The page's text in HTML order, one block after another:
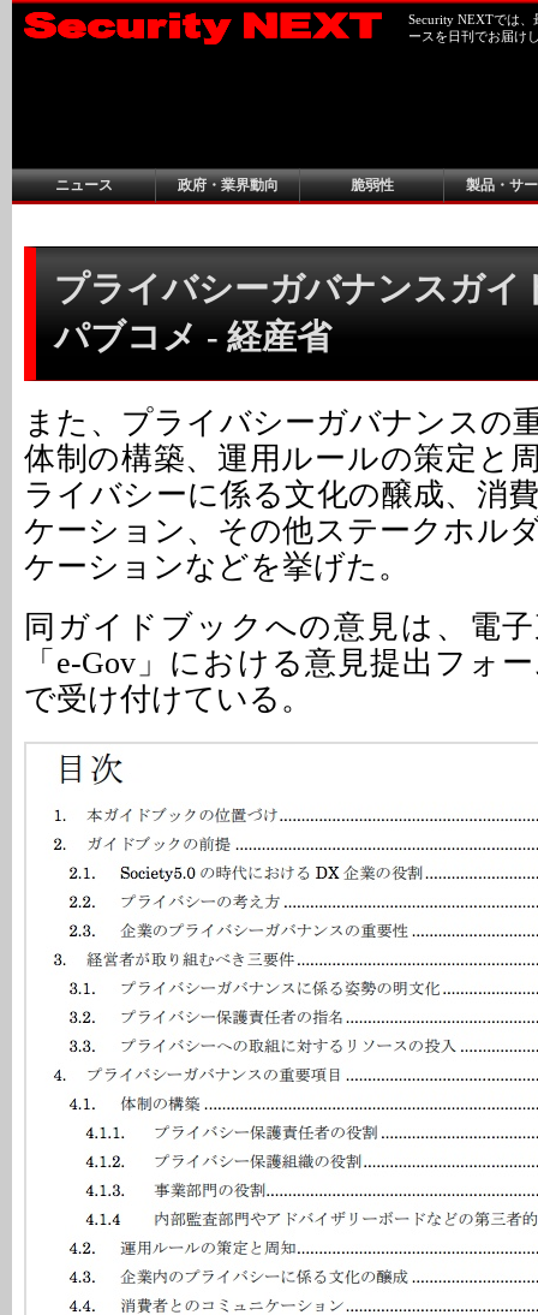
Security NEXTでは
ースを日刊でお届け
ニュース 政府・業界動向 脆弱性 製品・サ
プライバシーガバナンスガイ
パブコメ - 経産省
また、プライバシーガバナンスの
体制の構築、運用ルールの策定と
ライバシーに係る文化の醸成、消
ケーション、その他ステークホル
ケーションなどを挙げた。
同ガイドブックへの意見は、電
「e-Gov」における意見提出フォ
で受け付けている。